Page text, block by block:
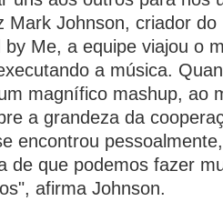
Mark Johnson, criador
Me, a equipe viajou o
a música.
magnífico mashup, ao
a grandeza da
encontrou
de que podemos fazer
afirma Johnson.